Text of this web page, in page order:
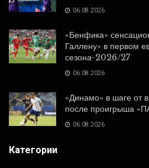
06.08.2026
«Бенфика»
Галлену» в первом
сезона-2026/27
06.08.2026
«Динамо» в шаге от
после проигрыша
06.08.2026
Категории